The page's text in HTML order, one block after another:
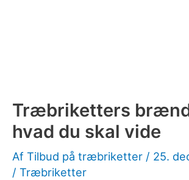
Træbriketters
hvad du skal vide
Af Tilbud på træbriketter / 25.
/ Træbriketter